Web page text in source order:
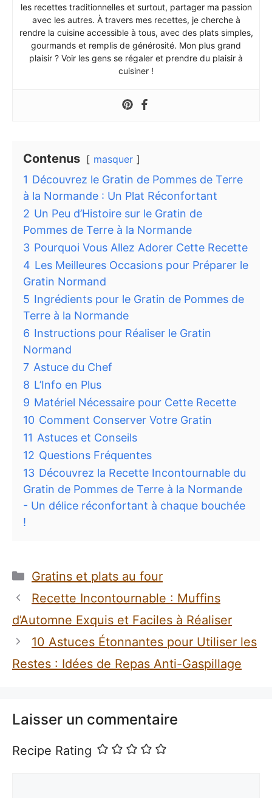
les recettes traditionnelles et surtout, partager ma passion
avec les autres. À travers mes recettes, je cherche à
rendre la cuisine accessible à tous, avec des plats simples,
gourmands et remplis de générosité. Mon plus grand
plaisir ? Voir les gens se régaler et prendre du plaisir à
cuisiner !
Contenus masquer
1 Découvrez le Gratin de Pommes de Terre
à la Normande : Un Plat Réconfortant
2 Un Peu d’Histoire sur le Gratin de
Pommes de Terre à la Normande
3 Pourquoi Vous Allez Adorer Cette Recette
4 Les Meilleures Occasions pour Préparer le
Gratin Normand
5 Ingrédients pour le Gratin de Pommes de
Terre à la Normande
6 Instructions pour Réaliser le Gratin
Normand
7 Astuce du Chef
8 L’Info en Plus
9 Matériel Nécessaire pour Cette Recette
10 Comment Conserver Votre Gratin
11 Astuces et Conseils
12 Questions Fréquentes
13 Découvrez la Recette Incontournable du
Gratin de Pommes de Terre à la Normande
- Un délice réconfortant à chaque bouchée
!
Catégories
Gratins et plats au four
Recette Incontournable : Muffins
d’Automne Exquis et Faciles à Réaliser
10 Astuces Étonnantes pour Utiliser les
Restes : Idées de Repas Anti-Gaspillage
Laisser un commentaire
Recipe Rating